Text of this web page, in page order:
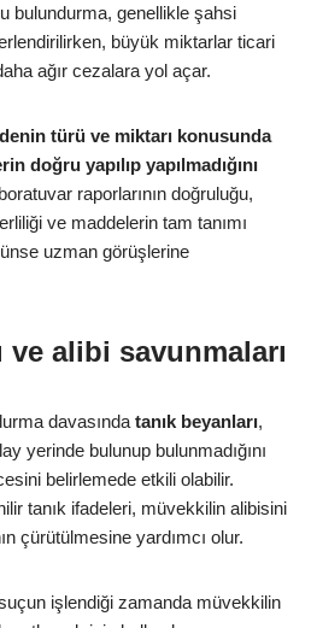
bulundurma, genellikle şahsi
büyük miktarlar ticari
ağır cezalara yol açar.
türü ve miktarı konusunda
doğru yapılıp yapılmadığını
raporlarının doğruluğu,
ve maddelerin tam tanımı
uzman görüşlerine
ve alibi savunmaları
davasında tanık beyanları,
yerinde bulunup bulunmadığını
belirlemede etkili olabilir.
tanık ifadeleri, müvekkilin alibisini
çürütülmesine yardımcı olur.
işlendiği zamanda müvekkilin